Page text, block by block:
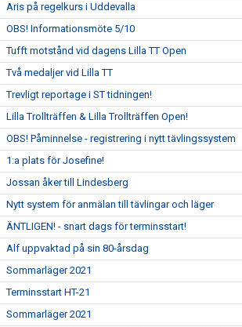
Aris på regelkurs i Uddevalla
OBS! Informationsmöte 5/10
Tufft motstånd vid dagens Lilla TT Open
Två medaljer vid Lilla TT
Trevligt reportage i ST tidningen!
Lilla Trollträffen & Lilla Trollträffen Open!
OBS! Påminnelse - registrering i nytt tävlingssystem
1:a plats för Josefine!
Jossan åker till Lindesberg
Nytt system för anmälan till tävlingar och läger
ÄNTLIGEN! - snart dags för terminsstart!
Alf uppvaktad på sin 80-årsdag
Sommarläger 2021
Terminsstart HT-21
Sommarläger 2021